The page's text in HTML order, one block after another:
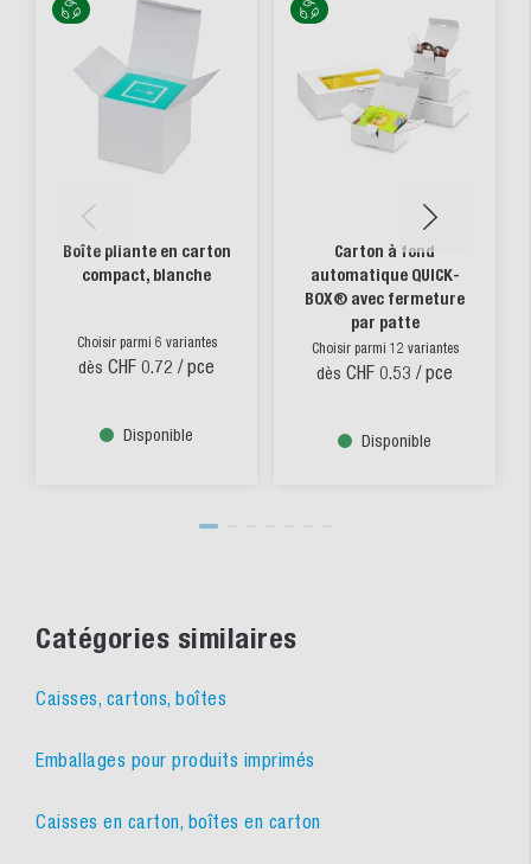
Boîte pliante en carton
compact, blanche
Choisir parmi 6 variantes
dès CHF 0.72 / pce
Disponible
Carton à fond
automatique QUICK-
BOX® avec fermeture
par patte
Choisir parmi 12 variantes
dès CHF 0.53 / pce
Disponible
Catégories similaires
Caisses, cartons, boîtes
Emballages pour produits imprimés
Caisses en carton, boîtes en carton